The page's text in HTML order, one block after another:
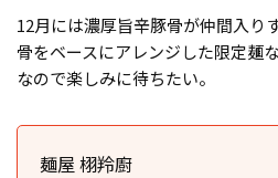
12月には濃厚旨辛豚骨が仲間入り
骨をベースにアレンジした限定麺
なので楽しみに待ちたい。
麺屋 栩羚廚